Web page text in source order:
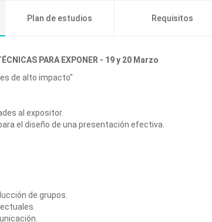
Plan de estudios Requisitos
PARA EXPONER - 19 y 20 Marzo
de alto impacto"
al expositor.
el diseño de una presentación efectiva.
de grupos.